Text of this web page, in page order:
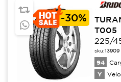
-30%
T005
225/
sku:13909
94
Y